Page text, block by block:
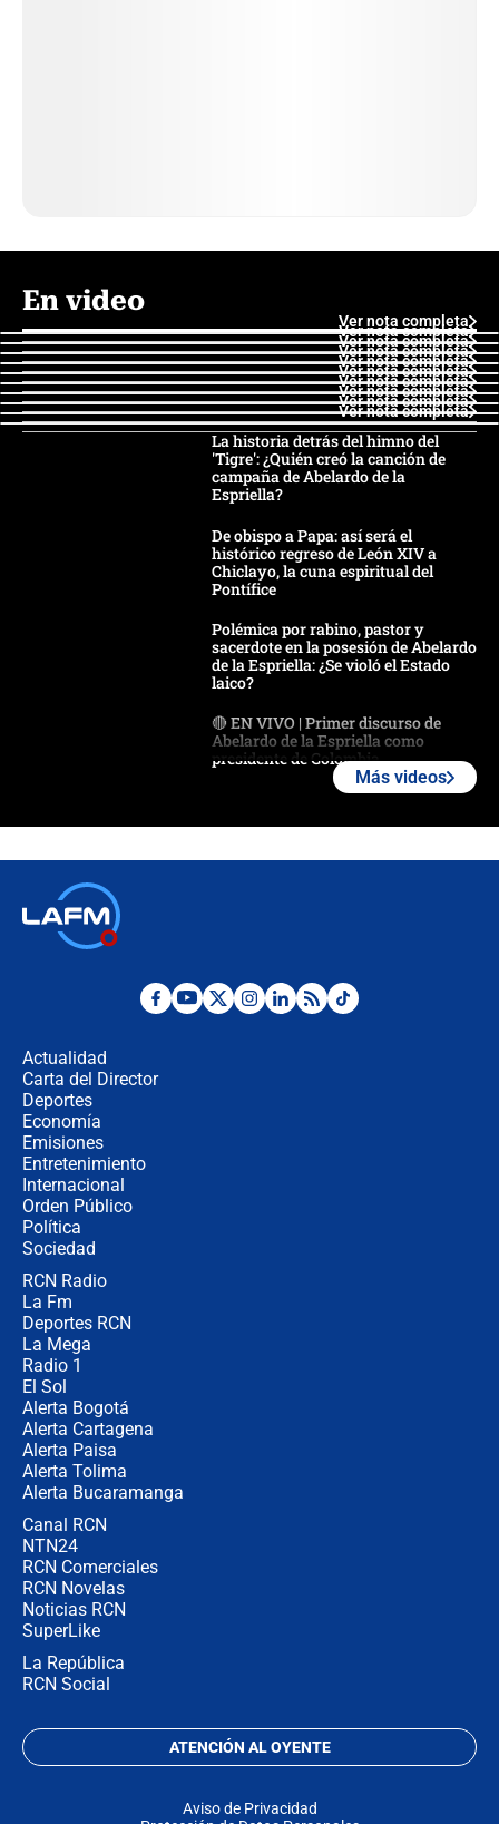
En video
Ver nota completa
Ver nota completa
Ver nota completa
Ver nota completa
Ver nota completa
Ver nota completa
Ver nota completa
Ver nota completa
Ver nota completa
Ver nota completa
La historia detrás del himno del
'Tigre': ¿Quién creó la canción de
campaña de Abelardo de la
Espriella?
De obispo a Papa: así será el
histórico regreso de León XIV a
Chiclayo, la cuna espiritual del
Pontífice
Polémica por rabino, pastor y
sacerdote en la posesión de Abelardo
de la Espriella: ¿Se violó el Estado
laico?
🔴 EN VIVO | Primer discurso de
Abelardo de la Espriella como
presidente de Colombia
Desde dermatitis hasta infecciones:
Más videos
Actualidad
Carta del Director
Deportes
Economía
Emisiones
Entretenimiento
Internacional
Orden Público
Política
Sociedad
RCN Radio
La Fm
Deportes RCN
La Mega
Radio 1
El Sol
Alerta Bogotá
Alerta Cartagena
Alerta Paisa
Alerta Tolima
Alerta Bucaramanga
Canal RCN
NTN24
RCN Comerciales
RCN Novelas
Noticias RCN
SuperLike
La República
RCN Social
ATENCIÓN AL OYENTE
Aviso de Privacidad